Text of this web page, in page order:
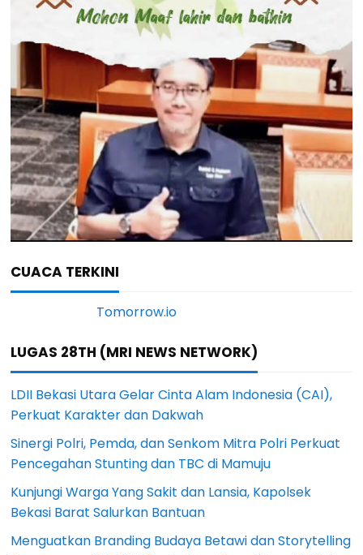
CUACA TERKINI
LUGAS 28TH (MRI NEWS NETWORK)
LDII Bekasi Utara Gelar Cinta Alam Indonesia (CAI),
Perkuat Karakter dan Dakwah
Sinergi Polri, Pemda, dan Senkom Mitra Polri Perkuat
Pencegahan Stunting dan TBC di Mamuju
Kunjungi Warga Yang Sakit dan Lansia, Kapolsek
Bekasi Barat Salurkan Bantuan
Menguatkan Branding Budaya Betawi dan Storytelling